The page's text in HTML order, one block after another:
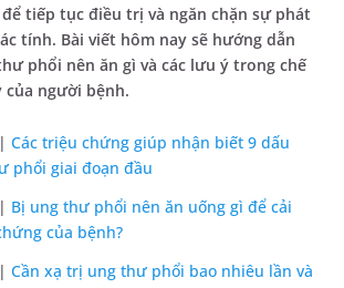
tiếp tục điều trị và ngăn chặn sự phát
tính. Bài viết hôm nay sẽ hướng dẫn
phổi nên ăn gì và các lưu ý trong chế
của người bệnh.
Các triệu chứng giúp nhận biết 9 dấu
phổi giai đoạn đầu
Bị ung thư phổi nên ăn uống gì để cải
của bệnh?
Cần xạ trị ung thư phổi bao nhiêu lần và